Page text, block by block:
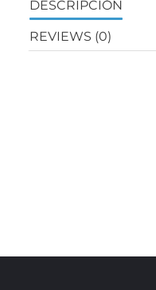
DESCRIPCIÓN
REVIEWS (0)